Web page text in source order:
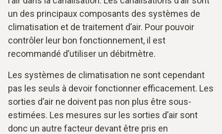
un des principaux composants des systèmes de
climatisation et de traitement d’air. Pour pouvoir
contrôler leur bon fonctionnement, il est
recommandé d’utiliser un débitmètre.
Les systèmes de climatisation ne sont cependant
pas les seuls à devoir fonctionner efficacement. Les
sorties d’air ne doivent pas non plus être sous-
estimées. Les mesures sur les sorties d’air sont
donc un autre facteur devant être pris en